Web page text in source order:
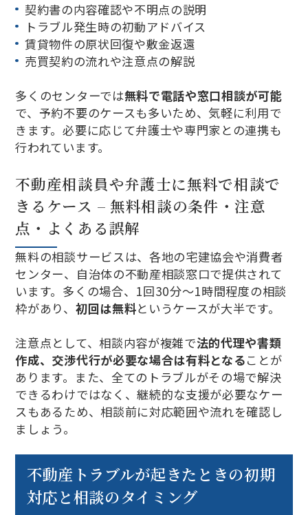
契約書の内容確認や不明点の説明
トラブル発生時の初動アドバイス
賃貸物件の原状回復や敷金返還
売買契約の流れや注意点の解説
多くのセンターでは無料で電話や窓口相談が可能
で、予約不要のケースも多いため、気軽に利用で
きます。必要に応じて弁護士や専門家との連携も
行われています。
不動産相談員や弁護士に無料で相談で
きるケース – 無料相談の条件・注意
点・よくある誤解
無料の相談サービスは、各地の宅建協会や消費者
センター、自治体の不動産相談窓口で提供されて
います。多くの場合、1回30分～1時間程度の相談
枠があり、 初回は無料というケースが大半です。
注意点として、相談内容が複雑で法的代理や書類
作成、交渉代行が必要な場合は有料となることが
あります。また、全てのトラブルがその場で解決
できるわけではなく、継続的な支援が必要なケー
スもあるため、相談前に対応範囲や流れを確認し
ましょう。
不動産トラブルが起きたときの初期
対応と相談のタイミング